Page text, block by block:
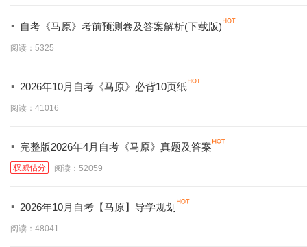
· 自考《马原》考前预测卷及答案解析(下载版)
阅读：5325
· 2026年10月自考《马原》必背10页纸
阅读：41016
· 完整版2026年4月自考《马原》真题及答案
权威估分 阅读：52059
· 2026年10月自考【马原】导学规划
阅读：48041